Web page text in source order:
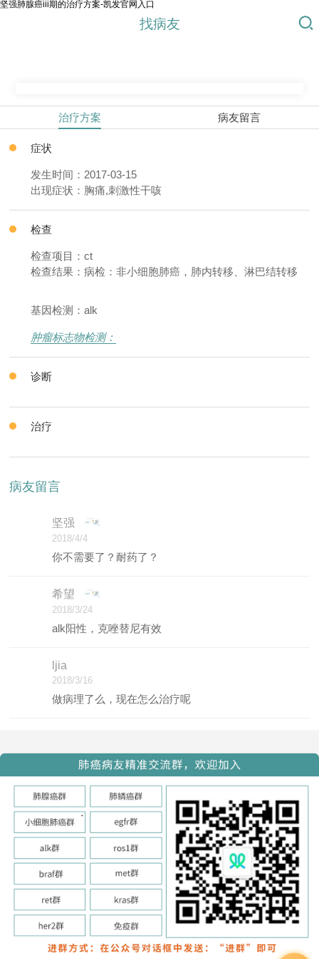
坚强肺腺癌iii期的治疗方案-凯发官网入口
找病友
治疗方案 病友留言
症状
发生时间：2017-03-15
出现症状：胸痛,刺激性干咳
检查
检查项目：ct
检查结果：病检：非小细胞肺癌，肺内转移、淋巴结转移
基因检测：alk
肿瘤标志物检测：
诊断
治疗
病友留言
坚强
2018/4/4
你不需要了？耐药了？
希望
2018/3/24
alk阳性，克唑替尼有效
ljia
2018/3/16
做病理了么，现在怎么治疗呢